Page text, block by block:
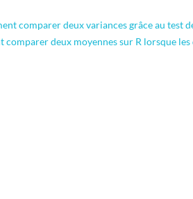
comparer deux variances grâce au test
comparer deux moyennes sur R lorsque